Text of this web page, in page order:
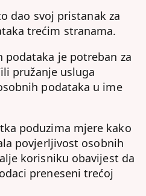
dao svoj pristanak za
trećim stranama.
podataka je potreban za
pružanje usluga
podataka u ime
poduzima mjere kako
povjerljivost osobnih
korisniku obavijest da
preneseni trećoj